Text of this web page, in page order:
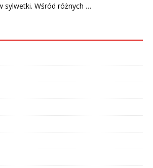
sylwetki. Wśród różnych …